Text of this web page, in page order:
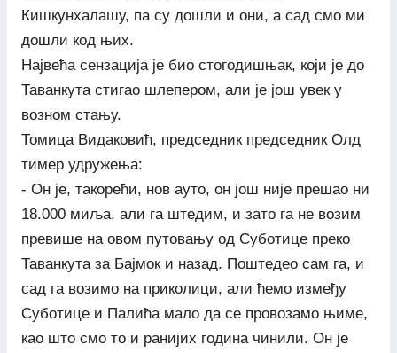
Кишкунхалашу, па су дошли и они, а сад смо ми
дошли код њих.
Највећа сензација је био стогодишњак, који је до
Таванкута стигао шлепером, али је још увек у
возном стању.
Томица Видаковић, председник председник Олд
тимер удружења:
- Он је, такорећи, нов ауто, он још није прешао ни
18.000 миља, али га штедим, и зато га не возим
превише на овом путовању од Суботице преко
Таванкута за Бајмок и назад. Поштедео сам га, и
сад га возимо на приколици, али ћемо између
Суботице и Палића мало да се провозамо њиме,
као што смо то и ранијих година чинили. Он је